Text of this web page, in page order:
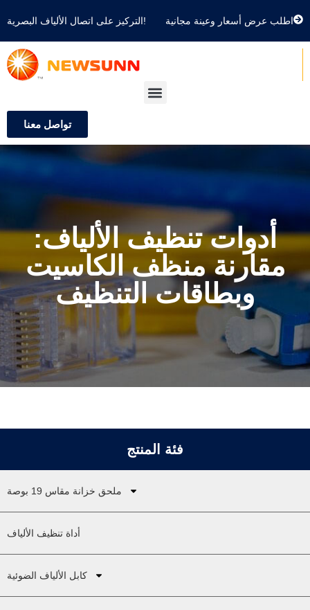
التركيز على اتصال الألياف البصرية! اطلب عرض أسعار وعينة مجانية
تواصل معنا
أدوات تنظيف الألياف:
مقارنة منظف الكاسيت
وبطاقات التنظيف
فئة المنتج
ملحق خزانة مقاس 19 بوصة
أداة تنظيف الألياف
كابل الألياف الضوئية